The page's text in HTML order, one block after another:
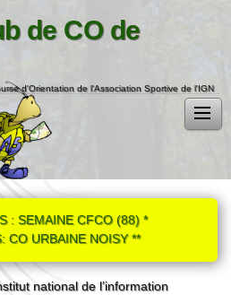
de CO de
d'Orientation de l'Association Sportive de l'IGN
: SEMAINE CFCO (88) *
CO URBAINE NOISY **
national de l’information